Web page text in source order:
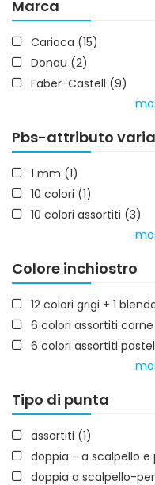
Marca
Carioca (15)
Donau (2)
Faber-Castell (9)
Lyra (7)
Pentel (6)
Primo (1)
Stabilo (128)
Pbs-attributo
1 mm (1)
10 colori (1)
10 colori assortiti (3)
12 assortiti + blender
12 colori assortiti
12 colori assortiti
12 colori grigi + 1
12 pezzi (1)
20 colori (1)
24 assortiti (2)
24 assortiti + blender
Colore inchiostro
12 colori grigi + 1
6 colori assortiti carne
6 colori assortiti
almond (2)
amber (1)
ambra (2)
amethyst (1)
Tipo di punta
assortiti (1)
doppia - a scalpello e
doppia a scalpello-